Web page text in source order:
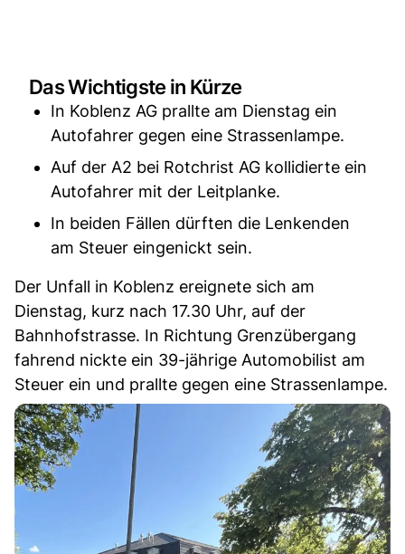
Das Wichtigste in Kürze
In Koblenz AG prallte am Dienstag ein
Autofahrer gegen eine Strassenlampe.
Auf der A2 bei Rotchrist AG kollidierte ein
Autofahrer mit der Leitplanke.
In beiden Fällen dürften die Lenkenden
am Steuer eingenickt sein.
Der Unfall in Koblenz ereignete sich am
Dienstag, kurz nach 17.30 Uhr, auf der
Bahnhofstrasse. In Richtung Grenzübergang
fahrend nickte ein 39-jährige Automobilist am
Steuer ein und prallte gegen eine Strassenlampe.